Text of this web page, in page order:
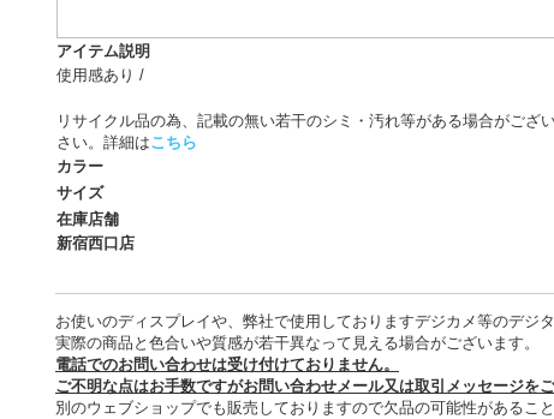
アイテム説明
使用感あり /
リサイクル品の為、記載の無い若干のシミ・汚れ等がある場合がござ
さい。詳細はこちら
カラー
サイズ
在庫店舗
新宿西口店
お使いのディスプレイや、弊社で使用しておりますデジカメ等のデジ
実際の商品と色合いや質感が若干異なって見える場合がございます。
電話でのお問い合わせは受け付けておりません。
ご不明な点はお手数ですがお問い合わせメール又は取引メッセージを
別のウェブショップでも販売しておりますので欠品の可能性があるこ